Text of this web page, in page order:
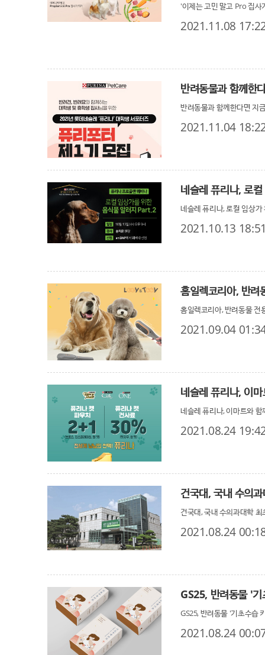
'이제는 고민 말고 Pro 집사
2021.11.08
반려동물과 함께한
반려동물과 함께한다면 지
2021.11.04
네슬레 퓨리나, 로컬 임상
2021.10.13
홈일렉코리아, 반려
홈일렉코리아, 반려동물 전
2021.09.04
네슬레 퓨리나, 이
네슬레 퓨리나, 이마트와
2021.08.24
건국대, 국내 수의
건국대, 국내 수의과대학
2021.08.24
GS25, 반려동물 '
GS25, 반려동물 '기초수습
2021.08.24